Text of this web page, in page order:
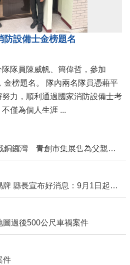
防設備士金榜題名
隊員陳威帆、簡偉哲，參加
兩名隊員憑藉平
力，順利通過國家消防設備士考
試，成功取得專業證照，不僅為個人生涯 ...
3對3戰鬥陀螺團體賽決戰銅鑼灣 青創市集展售為父親節增添繽紛
苗栗親子館暨托嬰中心揭牌 縣長宣布好消息：9月1日起調降臨時托嬰費用
過後500公尺車禍案件
件